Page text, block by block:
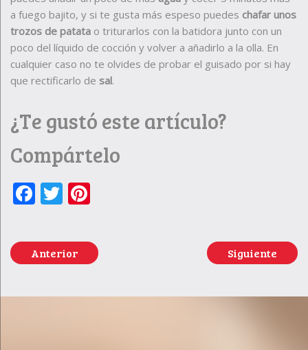
a fuego bajito, y si te gusta más espeso puedes chafar unos
trozos de patata o triturarlos con la batidora junto con un
poco del líquido de cocción y volver a añadirlo a la olla. En
cualquier caso no te olvides de probar el guisado por si hay
que rectificarlo de sal.
¿Te gustó este artículo?
Compártelo
Facebook
Twitter
Anterior Siguiente